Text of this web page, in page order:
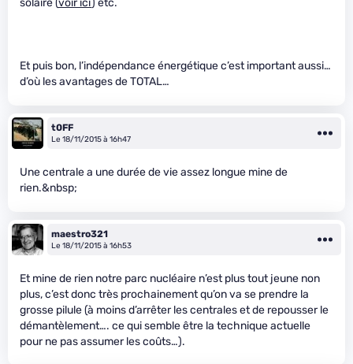
Et puis bon, l’indépendance énergétique c’est important aussi…
d’où les avantages de TOTAL…
t0FF
Le 18/11/2015 à 16h47
Une centrale a une durée de vie assez longue mine de
rien.&nbsp;
maestro321
Le 18/11/2015 à 16h53
Et mine de rien notre parc nucléaire n’est plus tout jeune non
plus, c’est donc très prochainement qu’on va se prendre la
grosse pilule (à moins d’arrêter les centrales et de repousser le
démantèlement…. ce qui semble être la technique actuelle
pour ne pas assumer les coûts…).